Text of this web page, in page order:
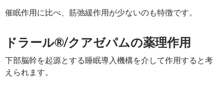
催眠作用に比べ、筋弛緩作用が少ないのも特徴です。
ドラール®/クアゼパムの薬理作用
下部脳幹を起源とする睡眠導入機構を介して作用すると考
えられます。